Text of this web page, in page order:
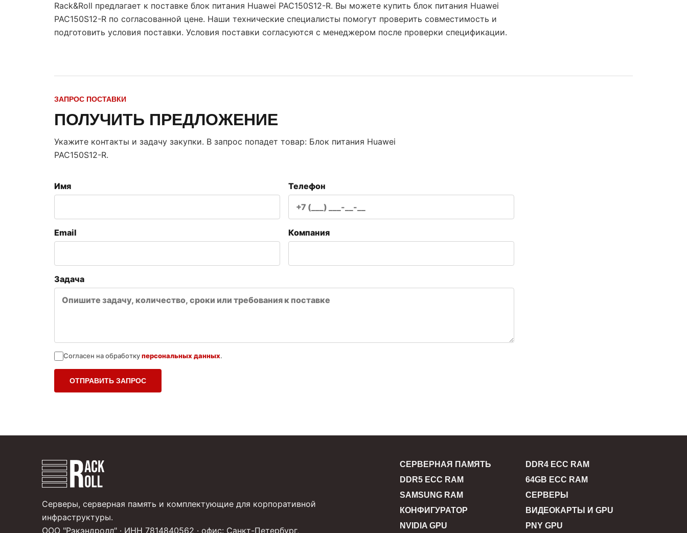
Rack&Roll предлагает к поставке блок питания Huawei PAC150S12-R. Вы можете купить блок питания Huawei
PAC150S12-R по согласованной цене. Наши технические специалисты помогут проверить совместимость и
подготовить условия поставки. Условия поставки согласуются с менеджером после проверки спецификации.
ЗАПРОС ПОСТАВКИ
ПОЛУЧИТЬ ПРЕДЛОЖЕНИЕ
Укажите контакты и задачу закупки. В запрос попадет товар: Блок питания Huawei
PAC150S12-R.
Имя Телефон
Email Компания
Задача
Согласен на обработкуперсональных данных.
ОТПРАВИТЬ ЗАПРОС
Серверы, серверная память и комплектующие для корпоративной
инфраструктуры.
ООО "Рэкэндролл" · ИНН 7814840562 · офис: Санкт-Петербург,
СЕРВЕРНАЯ ПАМЯТЬ
DDR4 ECC RAM
DDR5 ECC RAM
64GB ECC RAM
SAMSUNG RAM
СЕРВЕРЫ
КОНФИГУРАТОР
ВИДЕОКАРТЫ И GPU
NVIDIA GPU
PNY GPU